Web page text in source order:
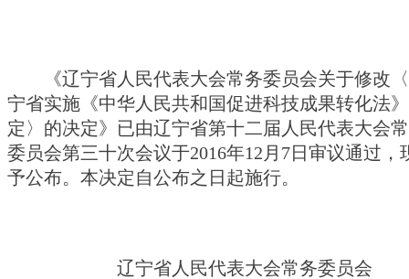
《辽宁省人民代表大会常务委员会关于修改
宁省实施《中华人民共和国促进科技成果转化法
定〉的决定》已由辽宁省第十二届人民代表大会
委员会第三十次会议于2016年12月7日审议通过，
予公布。本决定自公布之日起施行。
辽宁省人民代表大会常务委员会